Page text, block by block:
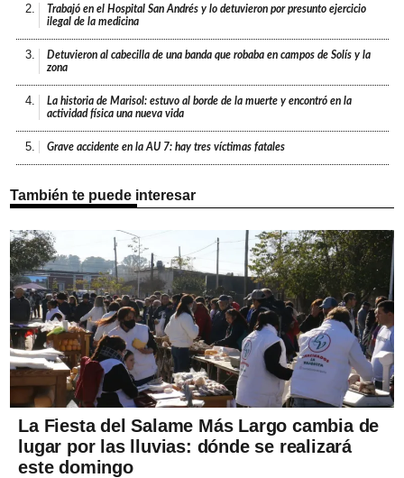
2.
Trabajó en el Hospital San Andrés y lo detuvieron por presunto ejercicio
ilegal de la medicina
3.
Detuvieron al cabecilla de una banda que robaba en campos de Solís y la
zona
4.
La historia de Marisol: estuvo al borde de la muerte y encontró en la
actividad física una nueva vida
5. Grave accidente en la AU 7: hay tres víctimas fatales
También te puede interesar
La Fiesta del Salame Más Largo cambia de
lugar por las lluvias: dónde se realizará
este domingo